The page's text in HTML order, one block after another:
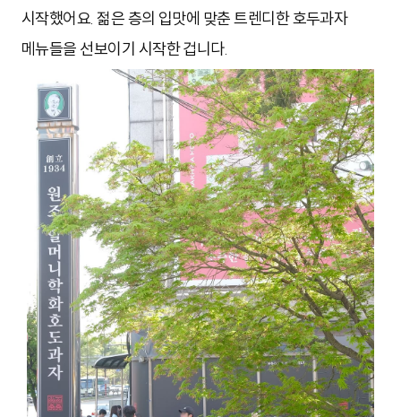
시작했어요. 젊은 층의 입맛에 맞춘 트렌디한 호두과자
메뉴들을 선보이기 시작한 겁니다.